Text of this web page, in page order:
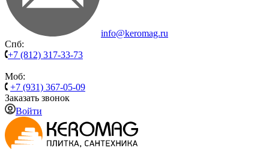
info@keromag.ru
Спб:
+7 (812) 317-33-73
Моб:
+7 (931) 367-05-09
Заказать звонок
Войти